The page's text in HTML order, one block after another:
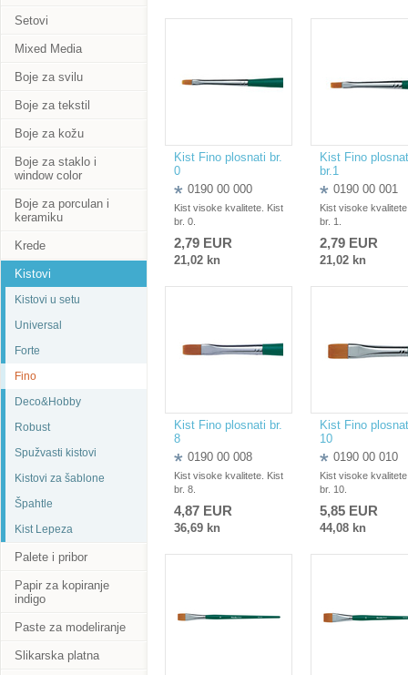
Setovi
Mixed Media
Boje za svilu
Boje za tekstil
Boje za kožu
Boje za staklo i
window color
Boje za porculan i
keramiku
Krede
Kistovi
Kistovi u setu
Universal
Forte
Fino
Deco&Hobby
Robust
Spužvasti kistovi
Kistovi za šablone
Špahtle
Kist Lepeza
Palete i pribor
Papir za kopiranje
indigo
Paste za modeliranje
Slikarska platna
Kist Fino plosnati br.
0
0190 00 000
Kist visoke kvalitete. Kist
br. 0.
2,79 EUR
21,02 kn
Kist Fino
br.1
0190 00 001
Kist visoke
br. 1.
2,79 EUR
21,02 kn
Kist Fino plosnati br.
8
0190 00 008
Kist visoke kvalitete. Kist
br. 8.
4,87 EUR
36,69 kn
Kist Fino
10
0190 00 010
Kist visoke
br. 10.
5,85 EUR
44,08 kn